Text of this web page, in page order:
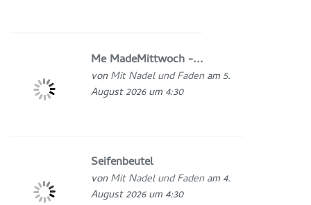
Me MadeMittwoch -...
vonMit Nadel und Fadenam 5.
August 2026 um 4:30
Seifenbeutel
vonMit Nadel und Fadenam 4.
August 2026 um 4:30